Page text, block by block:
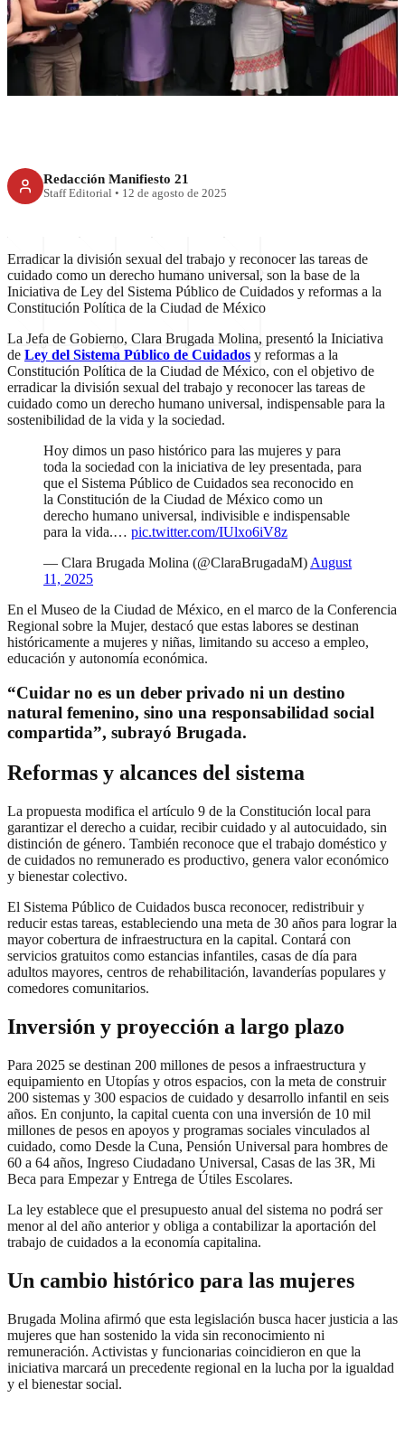
Brugada impulsa Ley del
Sistema de Cuidados
Redacción Manifiesto 21
Staff Editorial • 12 de agosto de 2025
Erradicar la división sexual del trabajo y reconocer las tareas de
cuidado como un derecho humano universal, son la base de la
Iniciativa de Ley del Sistema Público de Cuidados y reformas a la
Constitución Política de la Ciudad de México
La Jefa de Gobierno, Clara Brugada Molina, presentó la Iniciativa
de Ley del Sistema Público de Cuidados y reformas a la
Constitución Política de la Ciudad de México, con el objetivo de
erradicar la división sexual del trabajo y reconocer las tareas de
cuidado como un derecho humano universal, indispensable para la
sostenibilidad de la vida y la sociedad.
Hoy dimos un paso histórico para las mujeres y para
toda la sociedad con la iniciativa de ley presentada, para
que el Sistema Público de Cuidados sea reconocido en
la Constitución de la Ciudad de México como un
derecho humano universal, indivisible e indispensable
para la vida.… pic.twitter.com/IUlxo6iV8z
— Clara Brugada Molina (@ClaraBrugadaM) August
11, 2025
En el Museo de la Ciudad de México, en el marco de la Conferencia
Regional sobre la Mujer, destacó que estas labores se destinan
históricamente a mujeres y niñas, limitando su acceso a empleo,
educación y autonomía económica.
“Cuidar no es un deber privado ni un destino
natural femenino, sino una responsabilidad social
compartida”, subrayó Brugada.
Reformas y alcances del sistema
La propuesta modifica el artículo 9 de la Constitución local para
garantizar el derecho a cuidar, recibir cuidado y al autocuidado, sin
distinción de género. También reconoce que el trabajo doméstico y
de cuidados no remunerado es productivo, genera valor económico
y bienestar colectivo.
El Sistema Público de Cuidados busca reconocer, redistribuir y
reducir estas tareas, estableciendo una meta de 30 años para lograr la
mayor cobertura de infraestructura en la capital. Contará con
servicios gratuitos como estancias infantiles, casas de día para
adultos mayores, centros de rehabilitación, lavanderías populares y
comedores comunitarios.
Inversión y proyección a largo plazo
Para 2025 se destinan 200 millones de pesos a infraestructura y
equipamiento en Utopías y otros espacios, con la meta de construir
200 sistemas y 300 espacios de cuidado y desarrollo infantil en seis
años. En conjunto, la capital cuenta con una inversión de 10 mil
millones de pesos en apoyos y programas sociales vinculados al
cuidado, como Desde la Cuna, Pensión Universal para hombres de
60 a 64 años, Ingreso Ciudadano Universal, Casas de las 3R, Mi
Beca para Empezar y Entrega de Útiles Escolares.
La ley establece que el presupuesto anual del sistema no podrá ser
menor al del año anterior y obliga a contabilizar la aportación del
trabajo de cuidados a la economía capitalina.
Un cambio histórico para las mujeres
Brugada Molina afirmó que esta legislación busca hacer justicia a las
mujeres que han sostenido la vida sin reconocimiento ni
remuneración. Activistas y funcionarias coincidieron en que la
iniciativa marcará un precedente regional en la lucha por la igualdad
y el bienestar social.